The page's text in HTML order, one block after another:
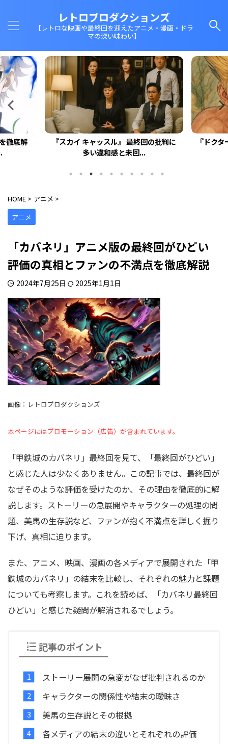
レトロプロダクションズ
【レトロな映画や最終回を迎えたアニメ・漫画・ドラ
マの深い味わい】
徹底解
『スカイ キャッスル』 最終回の批判に
多い違和感と未回...
『ドク
HOME > アニメ >
アニメ
「カバネリ」アニメ版の最終回がひどい
評価の真相とファンの不満点を徹底解説
2024年7月25日 2025年1月1日
画像：レトロプロダクションズ
本ページにはプロモーション（広告）が含まれています。
「甲鉄城のカバネリ」最終回を見て、「最終回がひどい」
と感じた人は少なくありません。この記事では、最終回が
なぜそのような評価を受けたのか、その理由を徹底的に解
説します。ストーリーの急展開やキャラクターの処理の問
題、美馬の生存説など、ファンが抱く不満点を詳しく掘り
下げ、真相に迫ります。
また、アニメ、映画、漫画の各メディアで展開された「甲
鉄城のカバネリ」の結末を比較し、それぞれの魅力と課題
についても考察します。これを読めば、「カバネリ最終回
ひどい」と感じた疑問が解消されるでしょう。
記事のポイント
ストーリー展開の急変がなぜ批判されるのか
キャラクターの関係性や結末の曖昧さ
美馬の生存説とその根拠
各メディアの結末の違いとそれぞれの評価